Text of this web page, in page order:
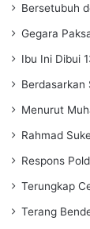
Bersetubuh
Gegara
Ibu Ini Dibui
Berdasarkan
Menurut
Rahmad
Respons
Terungkap
Terang